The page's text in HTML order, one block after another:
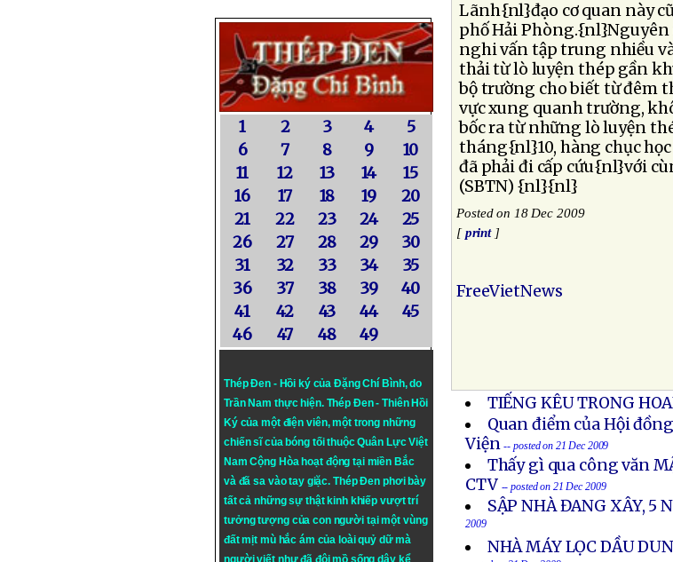
1 2 3 4
5
6
7 8 9
10
11
12 13 14
15
16
17 18 19
20
21
22 23 24
25
26
27 28 29
30
31
32 33 34
35
36
37 38 39
40
41
42 43 44
45
46
47 48 49
Thép Đen - Hồi ký của Đặng Chí Bình, do
Trần Nam thực hiện. Thép Đen- Thiên Hồi
Ký của một điện viên, một trong những
chiến sĩ của bóng tối thuộc Quân Lực Việt
Nam Cộng Hòa hoạt động tại miền Bắc
và đã sa vào tay giặc. Thép Đen phơi bày
tất cả những sự thật kinh khiếp vượt trí
tưởng tượng của con người tại một vùng
đất mịt mù hắc ám của loài quỷ dữ mà
người viết như đã đội mồ sống dậy kể
Lãnh{nl}đạo cơ quan này
phố Hải
nghi vấn tập trung nhiều
thải từ lò luyện thép gần
bộ trường cho biết từ đêm
vực xung quanh trường,
bốc ra từ những lò luyện
tháng{nl}10, hàng chục
đã phải đi cấp cứu{nl}với
(SBTN) {nl}{nl}
Posted on 18 Dec 2009
[print]
FreeVietNews
TIẾNG KÊU TRONG
Quan điểm của Hội
Viện-- posted on 21 Dec 2009
Thấy gì qua công văn
CTV -- posted on 21 Dec 2009
SẬP NHÀ ĐANG XÂY, 5
2009
NHÀ MÁY LỌC DẦU